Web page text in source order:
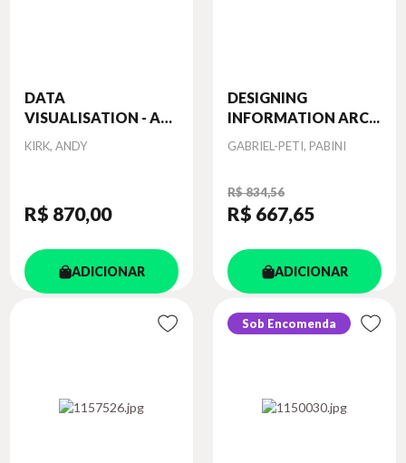
DATA
VISUALISATION - A
HA...
Autor
KIRK, ANDY
R$ 870,00
ADICIONAR
DESIGNING
INFORMATION ARC...
Autor
GABRIEL-PETI, PABINI
R$ 834,56
R$ 667,65
ADICIONAR
Sob Encomenda